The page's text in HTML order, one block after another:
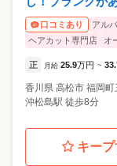
口コミあり アル
ヘアカット専門店
オ
正 月給 25.9万円 ~
香川県 高松市 福岡町
沖松島駅 徒歩8分
キープ